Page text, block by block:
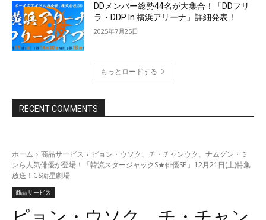
DDメンバー総勢44名が大集合！「DDフリ
ラ・DDP In 横浜アリーナ」詳細発表！
2025年7月25日
もっとロードする
RECENT COMMENTS